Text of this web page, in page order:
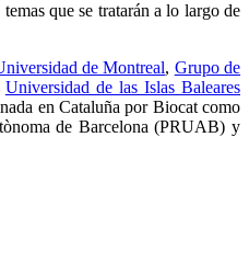
que se tratarán a lo largo de
de Montreal, Grupo de
Universidad de las Islas Baleares
en Cataluña por Biocat como
de Barcelona (PRUAB) y